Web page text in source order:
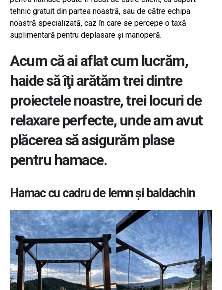
tehnic gratuit din partea noastră, sau de către echipa
noastră specializată, caz în care se percepe o taxă
suplimentară pentru deplasare şi manoperă.
Acum că ai aflat cum lucrăm,
haide să îţi arătăm trei dintre
proiectele noastre, trei locuri de
relaxare perfecte, unde am avut
plăcerea să asigurăm plase
pentru hamace.
Hamac cu cadru de lemn şi baldachin